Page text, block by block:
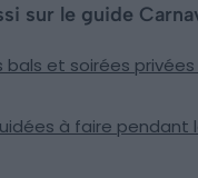
sur le guide
bals et soirées
à faire pendant